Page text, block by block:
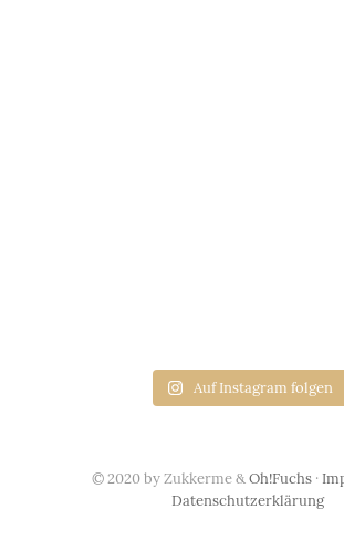
Auf Instagram folgen
© 2020 by Zukkerme &Oh!Fuchs·
Datenschutzerklärung